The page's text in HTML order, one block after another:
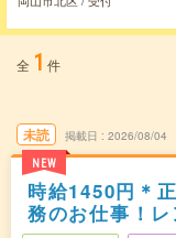
全 1 件
未読
NEW
掲載日 2026/08/04
時給1450円＊
務のお仕事！